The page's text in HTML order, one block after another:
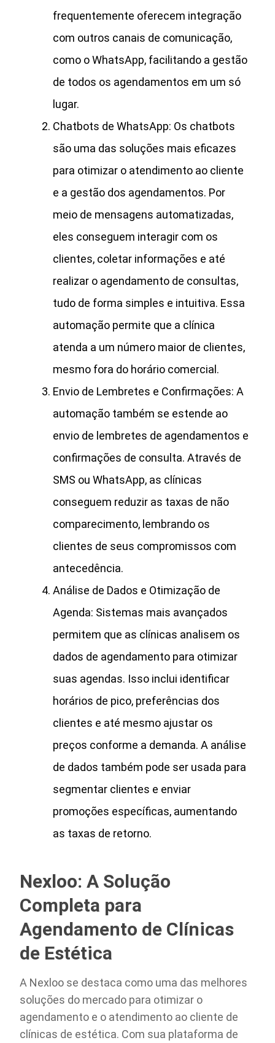
frequentemente oferecem integração
com outros canais de comunicação,
como o WhatsApp, facilitando a gestão
de todos os agendamentos em um só
lugar.
Chatbots de WhatsApp: Os chatbots
são uma das soluções mais eficazes
para otimizar o atendimento ao cliente
e a gestão dos agendamentos. Por
meio de mensagens automatizadas,
eles conseguem interagir com os
clientes, coletar informações e até
realizar o agendamento de consultas,
tudo de forma simples e intuitiva. Essa
automação permite que a clínica
atenda a um número maior de clientes,
mesmo fora do horário comercial.
Envio de Lembretes e Confirmações: A
automação também se estende ao
envio de lembretes de agendamentos e
confirmações de consulta. Através de
SMS ou WhatsApp, as clínicas
conseguem reduzir as taxas de não
comparecimento, lembrando os
clientes de seus compromissos com
antecedência.
Análise de Dados e Otimização de
Agenda: Sistemas mais avançados
permitem que as clínicas analisem os
dados de agendamento para otimizar
suas agendas. Isso inclui identificar
horários de pico, preferências dos
clientes e até mesmo ajustar os
preços conforme a demanda. A análise
de dados também pode ser usada para
segmentar clientes e enviar
promoções específicas, aumentando
as taxas de retorno.
Nexloo: A Solução
Completa para
Agendamento de Clínicas
de Estética
A Nexloo se destaca como uma das melhores
soluções do mercado para otimizar o
agendamento e o atendimento ao cliente de
clínicas de estética. Com sua plataforma de